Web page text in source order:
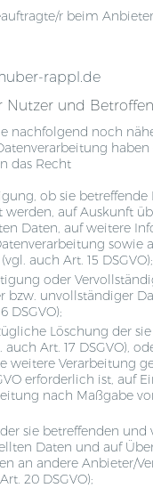
r beim
rappl.de
Nutzer und
nachfolgend noch
das Recht
ob sie betreffende
werden, auf Auskunft
Daten, auf weitere
sowie
auch Art. 15 DSGVO);
oder
bzw. unvollständiger
DSGVO);
Löschung der
auch Art. 17 DSGVO),
weitere Verarbeitung
erforderlich ist, auf
nach Maßgabe
sie betreffenden und
Daten und auf
an andere Anbieter/
20 DSGVO);